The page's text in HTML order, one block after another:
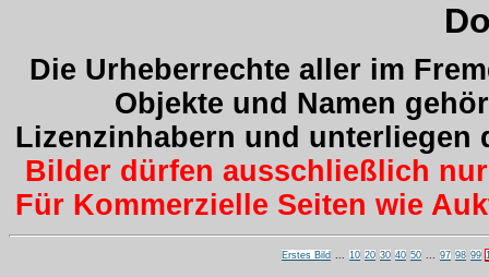
Die Urheberrechte aller im
Objekte und Namen
Lizenzinhabern und unterliegen
Bilder dürfen ausschließlich
Für Kommerzielle Seiten wie
Erstes Bild 10 20 30 40 50 97 98 99